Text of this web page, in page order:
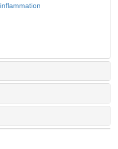
inflammation